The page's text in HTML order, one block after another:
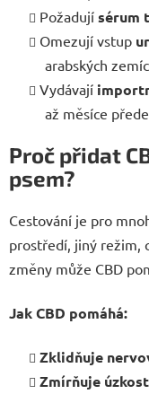
Požadují sérum
Omezují vstup
arabských
Vydávají
až měsíce
Proč přidat
psem?
Cestování je pro
prostředí, jiný režim,
změny může CBD
Jak CBD pomáhá:
Zklidňuje
Zmírňuje